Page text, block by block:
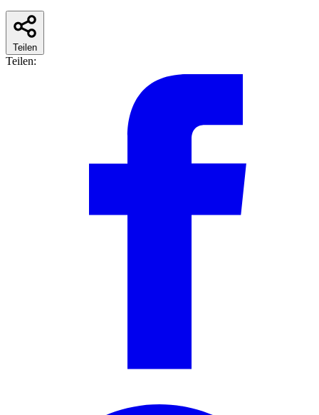
Teilen
Teilen: